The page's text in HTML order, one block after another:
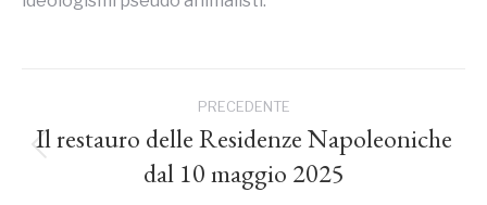
tra
PRECEDENTE
precedente:
Il restauro delle Residenze Napoleoniche
dal 10 maggio 2025